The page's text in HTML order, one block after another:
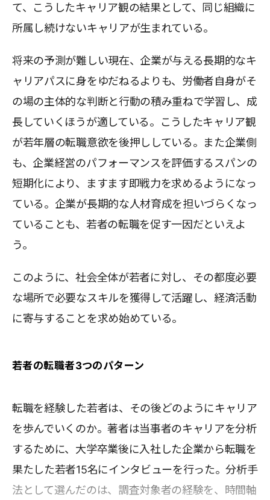
て、こうしたキャリア観の結果として、同じ組織に
所属し続けないキャリアが生まれている。
将来の予測が難しい現在、企業が与える長期的なキ
ャリアパスに身をゆだねるよりも、労働者自身がそ
の場の主体的な判断と行動の積み重ねで学習し、成
長していくほうが適している。こうしたキャリア観
が若年層の転職意欲を後押ししている。また企業側
も、企業経営のパフォーマンスを評価するスパンの
短期化により、ますます即戦力を求めるようになっ
ている。企業が長期的な人材育成を担いづらくなっ
ていることも、若者の転職を促す一因だといえよ
う。
このように、社会全体が若者に対し、その都度必要
な場所で必要なスキルを獲得して活躍し、経済活動
に寄与することを求め始めている。
若者の転職者3つのパターン
転職を経験した若者は、その後どのようにキャリア
を歩んでいくのか。著者は当事者のキャリアを分析
するために、大学卒業後に入社した企業から転職を
果たした若者15名にインタビューを行った。分析手
法として選んだのは、調査対象者の経験を、時間軸